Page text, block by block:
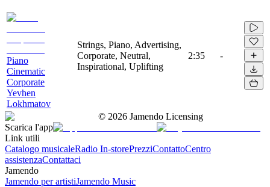
Piano
Cinematic
Corporate
Yevhen
Lokhmatov
Strings, Piano, Advertising,
Corporate, Neutral,
Inspirational, Uplifting
2:35 -
© 2026 Jamendo Licensing
Scarica l'app
Link utili
Catalogo musicaleRadio In-storePrezziContattoCentro
assistenzaContattaci
Jamendo
Jamendo per artistiJamendo Music